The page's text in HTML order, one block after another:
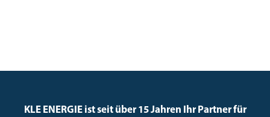
KLE ENERGIE ist seit über 15 Jahren Ihr Partner für